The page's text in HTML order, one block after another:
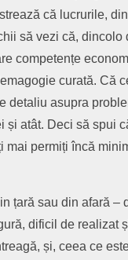
că lucrurile,
să vezi că, dincolo
competențe
curată. Că
detaliu asupra
atât. Deci să spui
mai permiți încă
țară sau din afară
dificil de realizat
și, ceea ce